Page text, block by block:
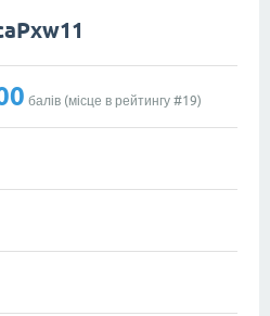
балів (місце в рейтингу #19)